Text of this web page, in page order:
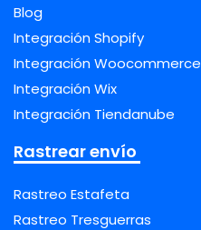
Blog
Integración Shopify
Integración Woocommerce
Integración Wix
Integración Tiendanube
Rastrear envío
Rastreo Estafeta
Rastreo Tresguerras